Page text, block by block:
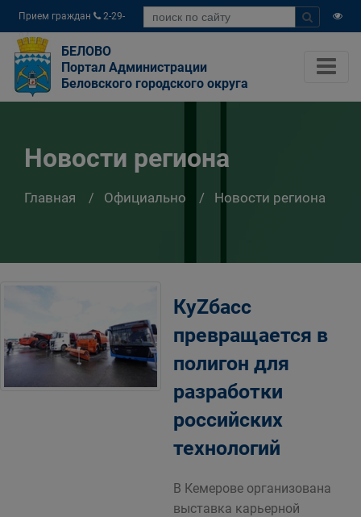
Прием граждан
2-29-
04
БЕЛОВО
Портал Администрации
Беловского городского округа
Новости региона
Главная Официально Новости региона
КуZбасс
превращается в
полигон для
разработки
российских
технологий
В Кемерове организована
выставка карьерной